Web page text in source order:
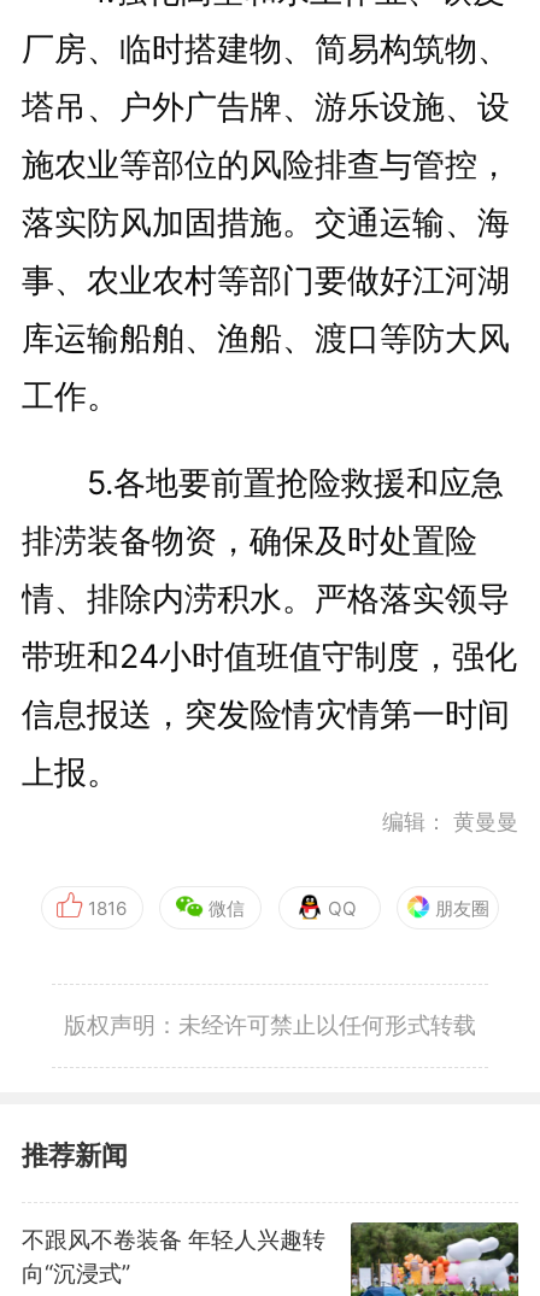
厂房、临时搭建物、简易构筑物、
塔吊、户外广告牌、游乐设施、设
施农业等部位的风险排查与管控，
落实防风加固措施。交通运输、海
事、农业农村等部门要做好江河湖
库运输船舶、渔船、渡口等防大风
工作。
5.各地要前置抢险救援和应急
排涝装备物资，确保及时处置险
情、排除内涝积水。严格落实领导
带班和24小时值班值守制度，强化
信息报送，突发险情灾情第一时间
上报。
编辑：黄曼曼
1816 微信 QQ 朋友圈
版权声明：未经许可禁止以任何形式转载
推荐新闻
不跟风不卷装备 年轻人兴趣转
向“沉浸式”